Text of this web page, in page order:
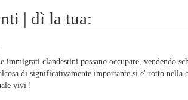
| dì la tua:
immigrati clandestini possano occupare, vendendo
di significativamente importante si e' rotto nella
vivi !